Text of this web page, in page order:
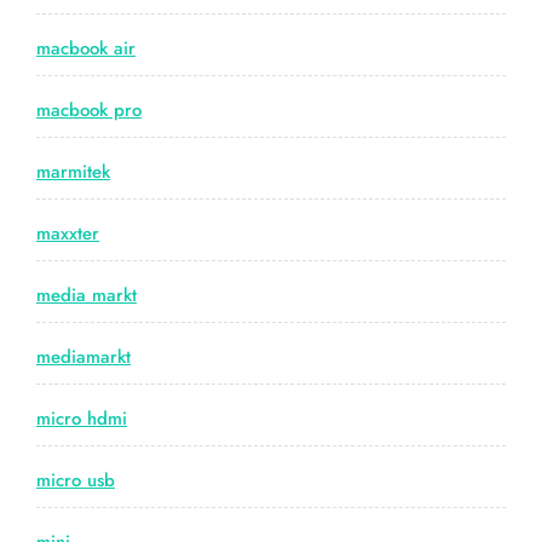
macbook air
macbook pro
marmitek
maxxter
media markt
mediamarkt
micro hdmi
micro usb